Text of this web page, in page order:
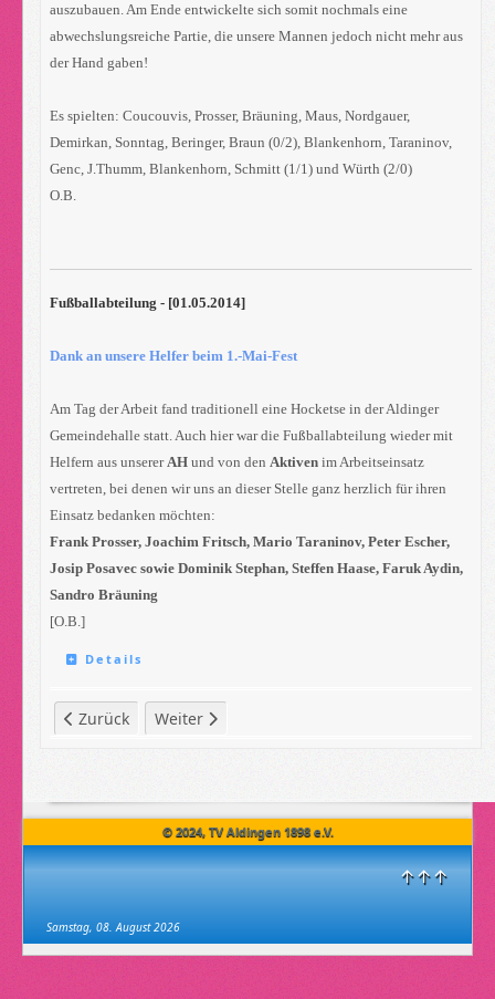
© 2024, TV Aldingen 1898 e.V.
↑↑↑
Samstag, 08. August 2026
auszubauen. Am Ende entwickelte sich somit nochmals eine
abwechslungsreiche Partie, die unsere Mannen jedoch nicht mehr aus
der Hand gaben!
Es spielten: Coucouvis, Prosser, Bräuning, Maus, Nordgauer,
Demirkan, Sonntag, Beringer, Braun (0/2), Blankenhorn, Taraninov,
Genc, J.Thumm, Blankenhorn, Schmitt (1/1) und Würth (2/0)
O.B.
Fußballabteilung - [01.05.2014]
Dank an unsere Helfer beim 1.-Mai-Fest
Am Tag der Arbeit fand traditionell eine Hocketse in der Aldinger
Gemeindehalle statt. Auch hier war die Fußballabteilung wieder mit
Helfern aus unsererAH und von denAktiven im Arbeitseinsatz
vertreten, bei denen wir uns an dieser Stelle ganz herzlich für ihren
Einsatz bedanken möchten:
Frank Prosser, Joachim Fritsch, Mario Taraninov, Peter Escher,
Josip Posavec sowieDominik Stephan, Steffen Haase, Faruk Aydin,
Sandro Bräuning
[O.B.]
Details
Vorheriger Beitrag: Chronik: 2013/14 - E`2003-Junioren
Zurück Nächster Beitrag: Chronik: 2013/14 - D`2002-
Weiter